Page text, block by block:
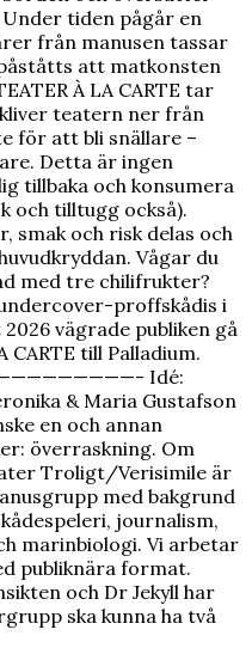
tiden pågår en
från manusen tassar
att matkonsten
À LA CARTE tar
teatern ner från
för att bli snällare –
Detta är ingen
tillbaka och konsumera
och tilltugg också).
smak och risk delas och
Vågar du
med tre chilifrukter?
proffskådis i
vägrade publiken gå
CARTE till Palladium.
Idé:
& Maria Gustafson
en och annan
överraskning. Om
Troligt/Verisimile är
med bakgrund
journalism,
marinbiologi. Vi arbetar
publiknära format.
och Dr Jekyll har
ska kunna ha två